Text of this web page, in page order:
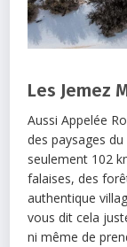
Les Jemez
Aussi Appelée
des paysages du
seulement 102
falaises, des
authentique
vous dit cela
ni même de